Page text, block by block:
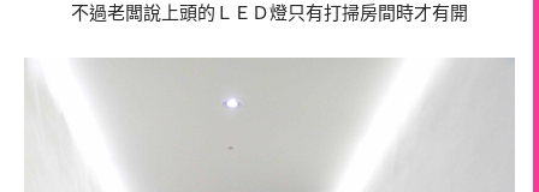
不過老闆說上頭的ＬＥＤ燈只有打掃房間時才有開